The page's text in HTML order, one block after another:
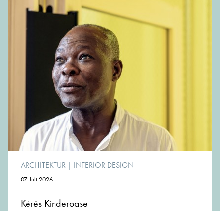
ARCHITEKTUR | INTERIOR DESIGN
07. Juli 2026
Kérés Kinderoase